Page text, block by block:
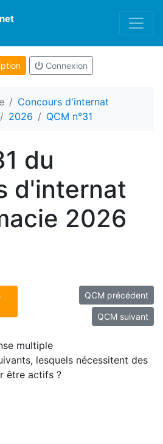
Connexion
Concours d'internat
2026 QCM n°31
du
d'internat
2026
QCM précédent
QCM suivant
multiple
lesquels nécessitent des
être actifs ?